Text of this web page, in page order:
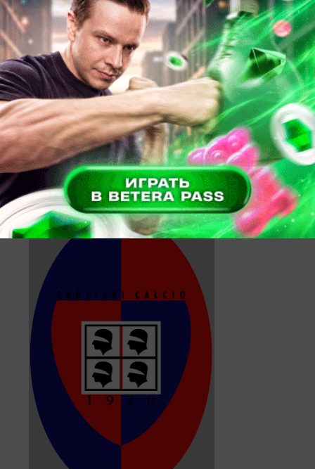
Аталанта
2
26 марта 2014, 22:45 Чемпионат Италии.
Кьево
3
Болонья
0
23 марта 2014, 17:00 Чемпионат Италии.
Болонья
1